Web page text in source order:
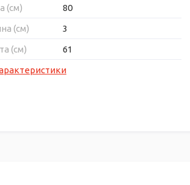
(см)
80
(см)
3
(см)
61